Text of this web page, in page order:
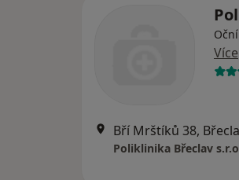
Více
Bří Mrštíků 38,
Poliklinika Břeclav